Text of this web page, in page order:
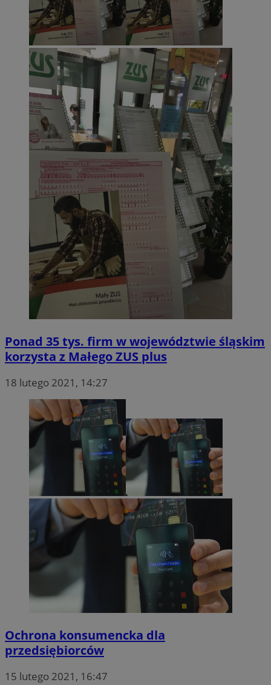
Ponad 35 tys. firm w województwie śląskim
korzysta z Małego ZUS plus
18 lutego 2021, 14:27
Ochrona konsumencka dla
przedsiębiorców
15 lutego 2021, 16:47